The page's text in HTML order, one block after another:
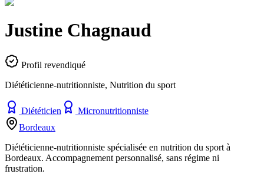
Justine Chagnaud
Profil revendiqué
Diététicienne-nutritionniste, Nutrition du sport
Diététicien
Micronutritionniste
Bordeaux
Diététicienne-nutritionniste spécialisée en nutrition du sport à
Bordeaux. Accompagnement personnalisé, sans régime ni
frustration.